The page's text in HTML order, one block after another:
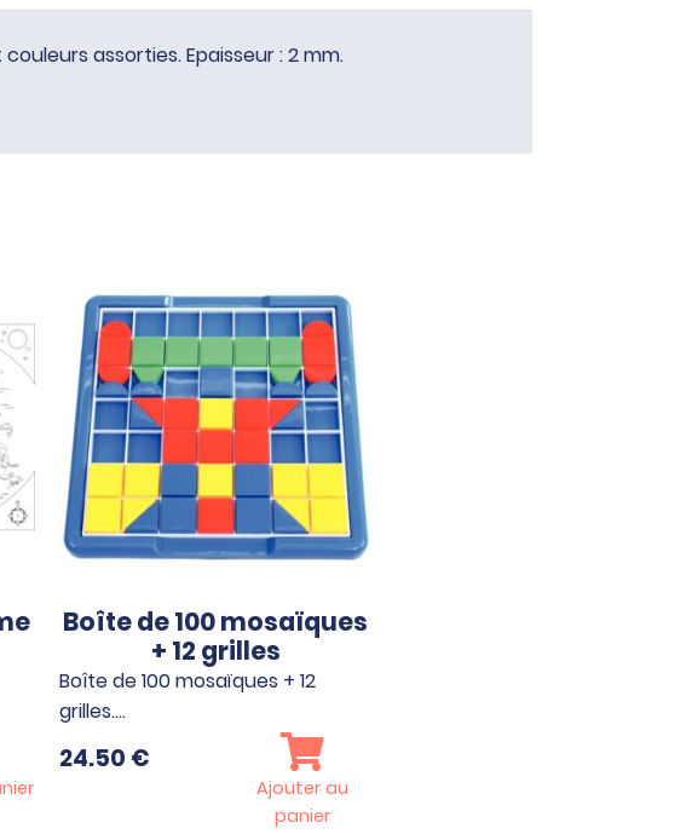
assorties. Epaisseur : 2 mm.
Boîte de 100 mosaïques
+ 12 grilles
Boîte de 100 mosaïques + 12
grilles.…
24.50 €
Ajouter au
panier